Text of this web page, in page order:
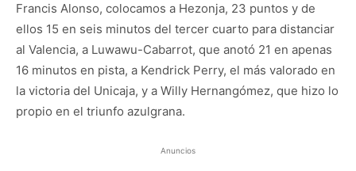
Francis Alonso, colocamos a Hezonja, 23 puntos y de
ellos 15 en seis minutos del tercer cuarto para distanciar
al Valencia, a Luwawu-Cabarrot, que anotó 21 en apenas
16 minutos en pista, a Kendrick Perry, el más valorado en
la victoria del Unicaja, y a Willy Hernangómez, que hizo lo
propio en el triunfo azulgrana.
Anuncios